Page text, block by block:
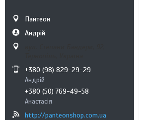
Пантеон
Андрій
+380 (98) 829-29-29
Андрій
+380 (50) 769-49-58
Анастасія
http://panteonshop.com.ua